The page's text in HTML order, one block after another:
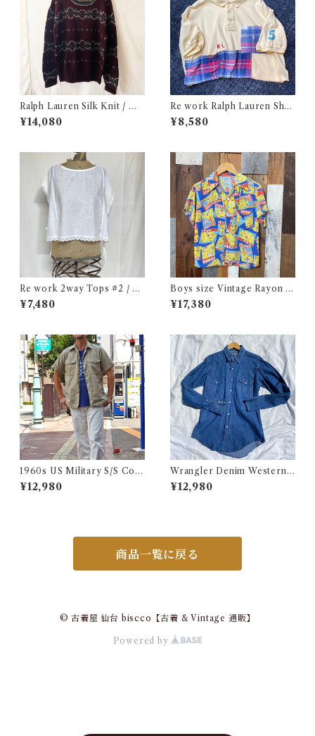
Ralph Lauren Silk Knit / ラ
ルフローレン シルク セーター
古着
¥14,080
Re work Ralph Lauren Shor
t length Polo shirt / リワー
ク ラルフローレン ショート丈
¥8,580
Re work 2way Tops #2 / リ
ワーク 2way トップス 古着
¥7,480
Boys size Vintage Rayon H
awaiian Shirt / ボーイズ サイ
ズ ヴィンテージ レーヨン ハワ
¥17,380
1960s US Military S/S Cott
on Poplin Shirt / 60年代 US
AF USN ARMY コットン ポ
¥12,980
Wrangler Denim Western S
hirt 15 1/2 Made in USA / ラ
ングラー デニムウエスタン シ
¥12,980
商品一覧に戻る
© 古着屋 仙台 biscco【古着 & Vintage 通販】
Powered by